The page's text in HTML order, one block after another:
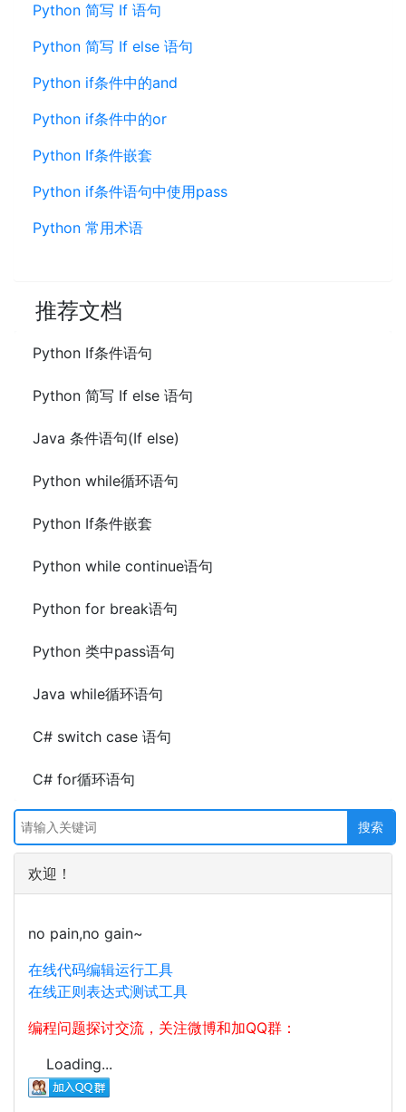
Python 简写 If 语句
Python 简写 If else 语句
Python if条件中的and
Python if条件中的or
Python If条件嵌套
Python if条件语句中使用pass
Python 常用术语
推荐文档
Python If条件语句
Python 简写 If else 语句
Java 条件语句(If else)
Python while循环语句
Python If条件嵌套
Python while continue语句
Python for break语句
Python 类中pass语句
Java while循环语句
C# switch case 语句
C# for循环语句
欢迎！
no pain,no gain~
在线代码编辑运行工具
在线正则表达式测试工具
编程问题探讨交流，关注微博和加QQ群：
Loading...